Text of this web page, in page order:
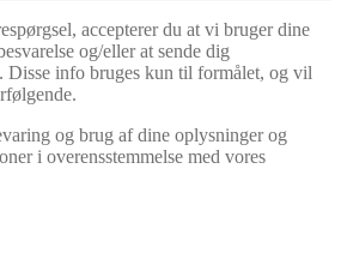
accepterer du at vi bruger dine
og/eller at sende dig
Disse info bruges kun til formålet, og vil
og brug af dine oplysninger og
i overensstemmelse med vores